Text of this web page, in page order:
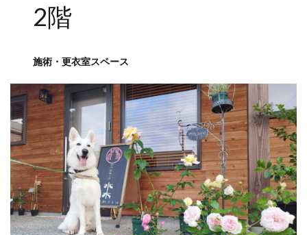
2階
施術・更衣室スペース